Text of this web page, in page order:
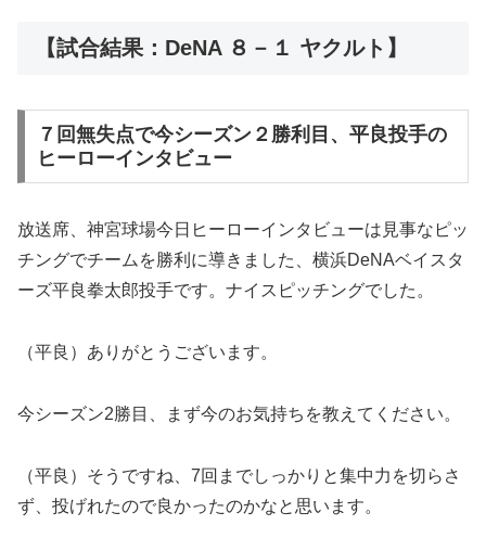
【試合結果：DeNA ８－１ ヤクルト】
７回無失点で今シーズン２勝利目、平良投手の
ヒーローインタビュー
放送席、神宮球場今日ヒーローインタビューは見事なピッ
チングでチームを勝利に導きました、横浜DeNAベイスタ
ーズ平良拳太郎投手です。ナイスピッチングでした。
（平良）ありがとうございます。
今シーズン2勝目、まず今のお気持ちを教えてください。
（平良）そうですね、7回までしっかりと集中力を切らさ
ず、投げれたので良かったのかなと思います。